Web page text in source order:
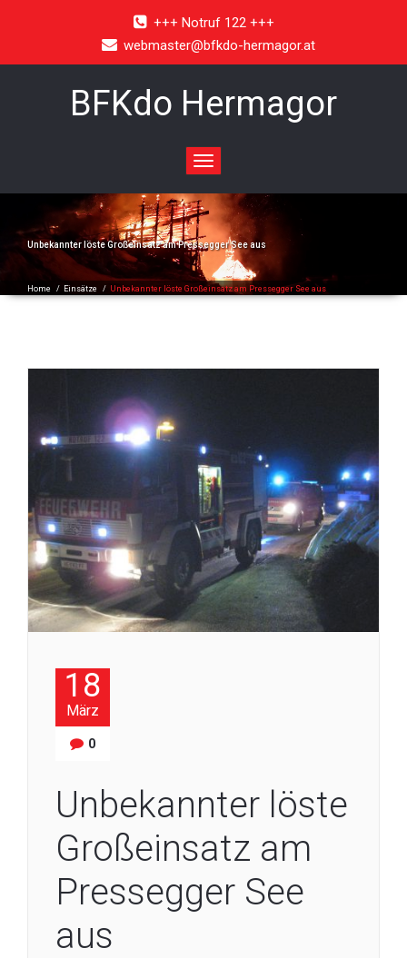
+++ Notruf 122 +++
webmaster@bfkdo-hermagor.at
BFKdo Hermagor
Toggle
navigation
Unbekannter löste Großeinsatz am Pressegger See aus
Home / Einsätze / Unbekannter löste Großeinsatz am Pressegger See aus
18
März
0
Unbekannter löste
Großeinsatz am
Pressegger See
aus